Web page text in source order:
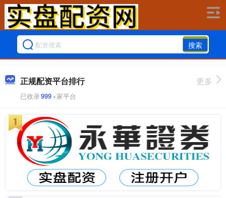
搜索
正规配资平台排行
已收录999+家平台
更多